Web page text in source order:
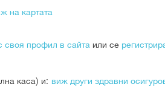
на картата
своя профил в сайта или се
каса) и: виж други здравни